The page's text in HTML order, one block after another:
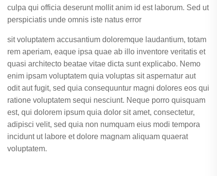
culpa qui officia deserunt mollit anim id est laborum. Sed ut
perspiciatis unde omnis iste natus error
sit voluptatem accusantium doloremque laudantium, totam
rem aperiam, eaque ipsa quae ab illo inventore veritatis et
quasi architecto beatae vitae dicta sunt explicabo. Nemo
enim ipsam voluptatem quia voluptas sit aspernatur aut
odit aut fugit, sed quia consequuntur magni dolores eos qui
ratione voluptatem sequi nesciunt. Neque porro quisquam
est, qui dolorem ipsum quia dolor sit amet, consectetur,
adipisci velit, sed quia non numquam eius modi tempora
incidunt ut labore et dolore magnam aliquam quaerat
voluptatem.